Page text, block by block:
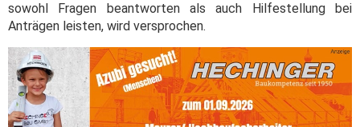
sowohl Fragen beantworten als auch Hilfestellung bei
Anträgen leisten, wird versprochen.